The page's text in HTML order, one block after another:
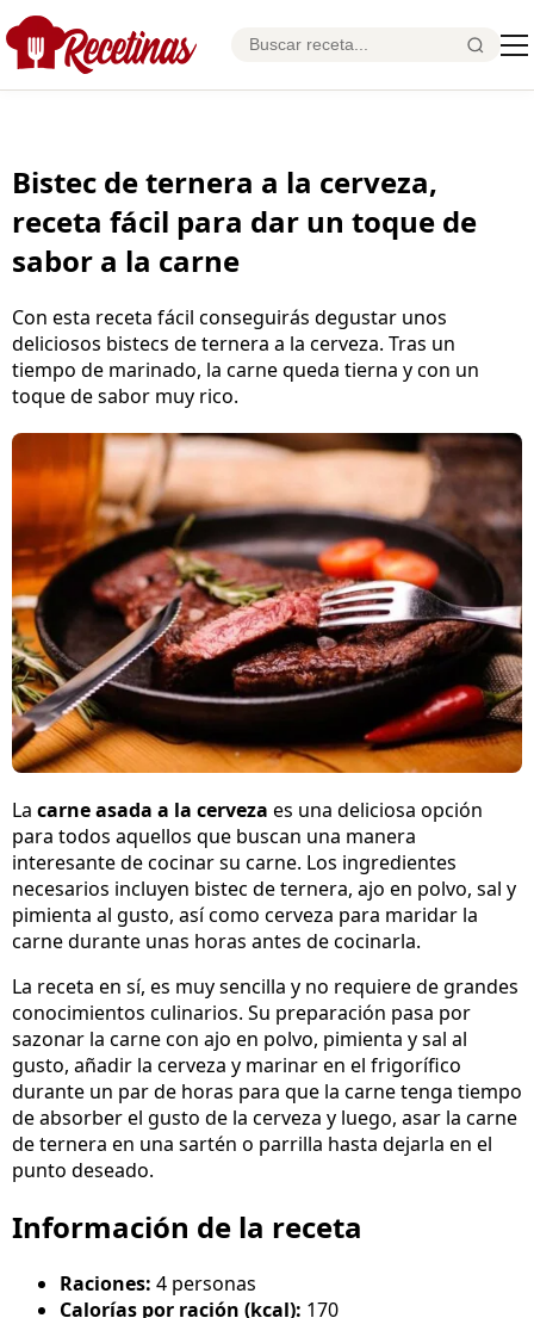
Bistec de ternera a la cerveza,
receta fácil para dar un toque de
sabor a la carne
Con esta receta fácil conseguirás degustar unos
deliciosos bistecs de ternera a la cerveza. Tras un
tiempo de marinado, la carne queda tierna y con un
toque de sabor muy rico.
La carne asada a la cerveza es una deliciosa opción
para todos aquellos que buscan una manera
interesante de cocinar su carne. Los ingredientes
necesarios incluyen bistec de ternera, ajo en polvo, sal y
pimienta al gusto, así como cerveza para maridar la
carne durante unas horas antes de cocinarla.
La receta en sí, es muy sencilla y no requiere de grandes
conocimientos culinarios. Su preparación pasa por
sazonar la carne con ajo en polvo, pimienta y sal al
gusto, añadir la cerveza y marinar en el frigorífico
durante un par de horas para que la carne tenga tiempo
de absorber el gusto de la cerveza y luego, asar la carne
de ternera en una sartén o parrilla hasta dejarla en el
punto deseado.
Información de la receta
Raciones: 4 personas
Calorías por ración (kcal): 170